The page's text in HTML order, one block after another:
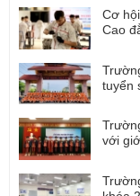
Cơ
Cao
tuyển
với